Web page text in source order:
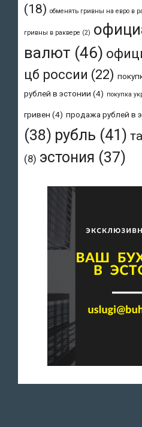
(18) обменять гривны на евро в
гривны в раквере (2)
валют (46)
цб россии (22)
рублей в эстонии (4) покупка
гривен (4) продажа рублей в
(38) рубль (41)
(8) эстония (37)